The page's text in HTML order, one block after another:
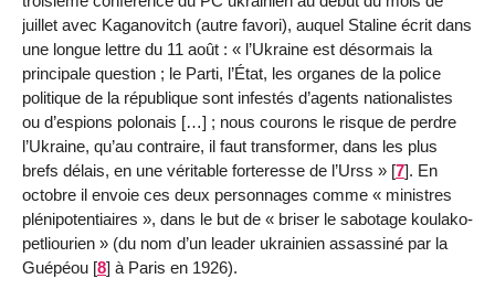
juillet avec Kaganovitch (autre favori), auquel Staline écrit dans
une longue lettre du 11 août : « l’Ukraine est désormais la
principale question ; le Parti, l’État, les organes de la police
politique de la république sont infestés d’agents nationalistes
ou d’espions polonais […] ; nous courons le risque de perdre
l’Ukraine, qu’au contraire, il faut transformer, dans les plus
brefs délais, en une véritable forteresse de l’Urss » [7]. En
octobre il envoie ces deux personnages comme « ministres
plénipotentiaires », dans le but de « briser le sabotage koulako-
petliourien » (du nom d’un leader ukrainien assassiné par la
Guépéou [8] à Paris en 1926).